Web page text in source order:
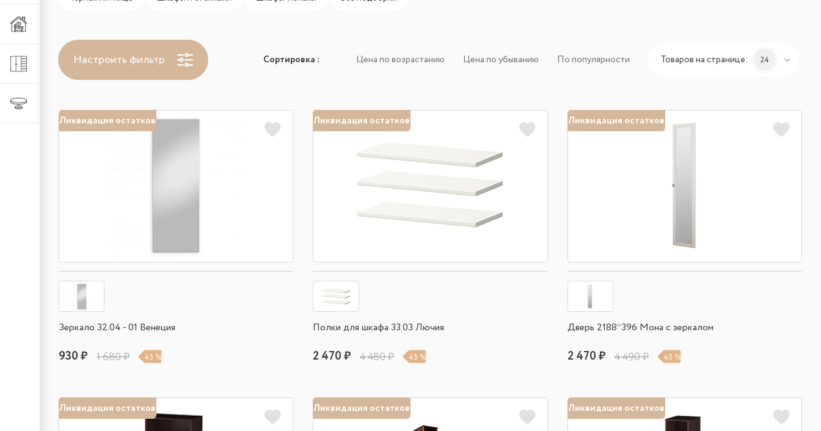
Шкафы и стеллажи
Настроить фильтр Сортировка : Цена по возрастанию Цена по убыванию По популярности Товаров на странице: 24
Ликвидация остатков
Зеркало 32.04 - 01 Венеция
930 ₽ 1 680 ₽ 45 %
Ликвидация остатков
Полки для шкафа 33.03 Лючия
2 470 ₽ 4 480 ₽ 45 %
Ликвидация остатков
Дверь 2188*396 Мона с зеркалом
2 470 ₽ 4 490 ₽ 45 %
Ликвидация остатков Ликвидация остатков Ликвидация остатков